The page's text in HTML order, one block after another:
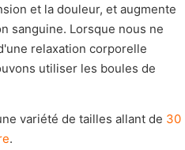
et la douleur, et augmente
sanguine. Lorsque nous ne
relaxation corporelle
utiliser les boules de
variété de tailles allant de 30
.